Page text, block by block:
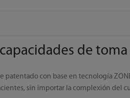
de
patentado con base en tecnología
sin importar la complexión del